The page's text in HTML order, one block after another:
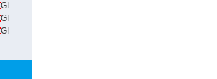
GI
GI
GI